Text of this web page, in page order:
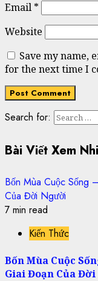
Email *
Website
Save my name,
for the next time I
Search for:
Bài Viết Xem
Bốn Mùa Cuộc Sống
Của Đời Người
7 min read
Kiến Thức
Bốn Mùa Cuộc
Giai Đoạn Của